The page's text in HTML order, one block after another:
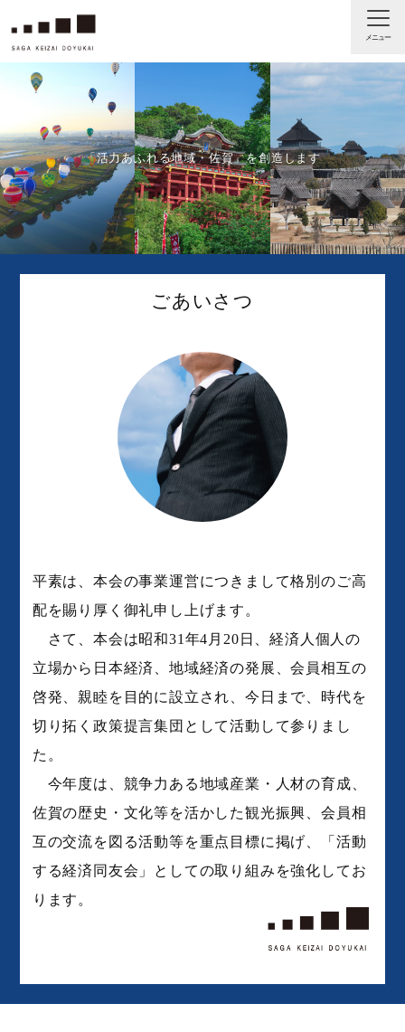
「活力あふれる地域・佐賀」を創造します
ごあいさつ
平素は、本会の事業運営につきまして格別のご高
配を賜り厚く御礼申し上げます。
さて、本会は昭和31年4月20日、経済人個人の
立場から日本経済、地域経済の発展、会員相互の
啓発、親睦を目的に設立され、今日まで、時代を
切り拓く政策提言集団として活動して参りまし
た。
今年度は、競争力ある地域産業・人材の育成、
佐賀の歴史・文化等を活かした観光振興、会員相
互の交流を図る活動等を重点目標に掲げ、「活動
する経済同友会」としての取り組みを強化してお
ります。